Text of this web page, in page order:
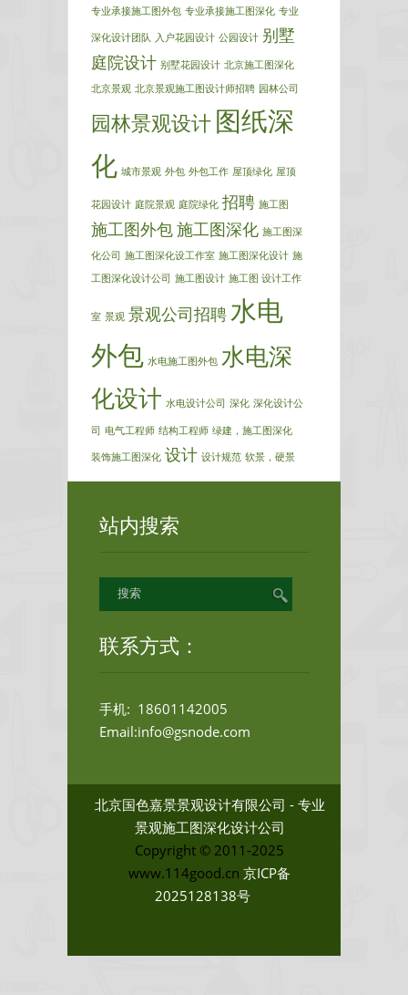
专业承接施工图外包 专业承接施工图深化 专业
深化设计团队 入户花园设计 公园设计 别墅
庭院设计 别墅花园设计 北京施工图深化
北京景观 北京景观施工图设计师招聘 园林公司
园林景观设计图纸深
化 城市景观 外包 外包工作 屋顶绿化 屋顶
花园设计 庭院景观 庭院绿化 招聘 施工图
施工图外包施工图深化 施工图深
化公司 施工图深化设工作室 施工图深化设计 施
工图深化设计公司 施工图设计 施工图 设计工作
室 景观 景观公司招聘水电
外包 水电施工图外包 水电深
化设计 水电设计公司 深化 深化设计公
司 电气工程师 结构工程师 绿建，施工图深化
装饰施工图深化 设计 设计规范 软景，硬景
站内搜索
联系方式：
手机: 18601142005
Email:info@gsnode.com
北京国色嘉景景观设计有限公司 - 专业
景观施工图深化设计公司
Copyright © 2011-2025
www.114good.cn京ICP备
2025128138号